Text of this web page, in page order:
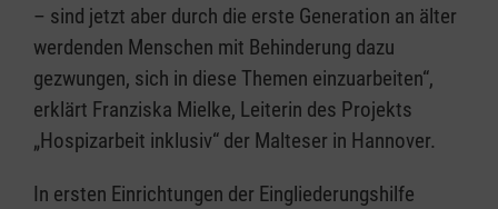
– sind jetzt aber durch die erste Generation an älter
werdenden Menschen mit Behinderung dazu
gezwungen, sich in diese Themen einzuarbeiten“,
erklärt Franziska Mielke, Leiterin des Projekts
„Hospizarbeit inklusiv“ der Malteser in Hannover.
In ersten Einrichtungen der Eingliederungshilfe